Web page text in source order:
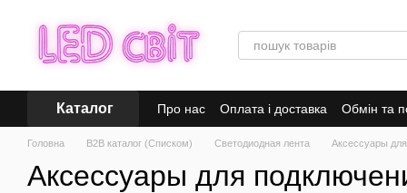
Каталог Про нас Оплата і доставка Обмін та
Головна B2B каталог (Списком) Светодиодная лента Аксессуары
Аксессуары для